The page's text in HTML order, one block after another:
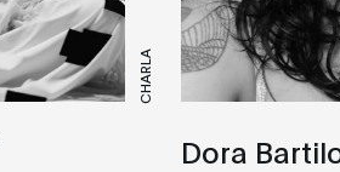
CHARLA
Dora